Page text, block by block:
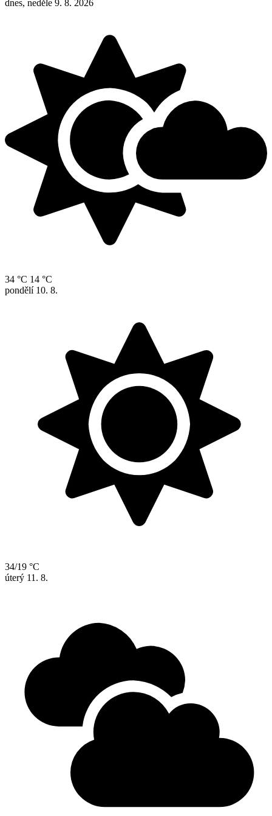
dnes, neděle 9. 8. 2026
34 °C 14 °C
pondělí 10. 8.
34/19 °C
úterý 11. 8.